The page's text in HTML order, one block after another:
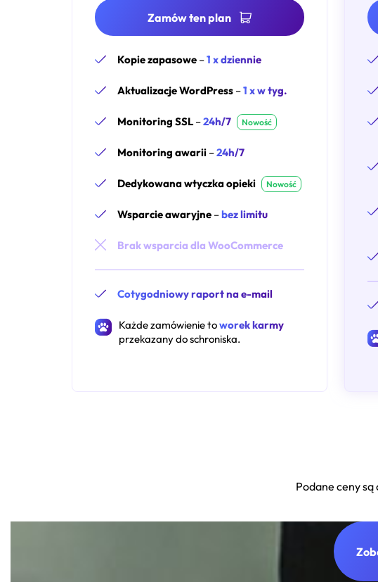
Zamów ten plan
Kopie zapasowe –1 x dziennie
Aktualizacje WordPress –1 x w tyg.
Monitoring SSL –24h/7 Nowość
Monitoring awarii –24h/7
Dedykowana wtyczka opieki Nowość
Wsparcie awaryjne –bez limitu
Brak wsparcia dla WooCommerce
Cotygodniowy raport na e-mail
Każde zamówienie toworek karmy
przekazany do schroniska.
Podane ceny